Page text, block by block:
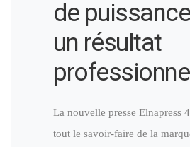
de
un résultat
professionnel
La nouvelle presse Elnapress
tout le savoir-faire de la